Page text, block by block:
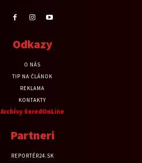
Odkazy
O NÁS
TIP NA ČLÁNOK
REKLAMA
KONTAKTY
Archívy SeredOnLine
Partneri
REPORTÉR24.SK